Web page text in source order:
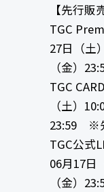
【先行販
TGC
27日（土
（金）
TGC
（土）
23:59 ※
TGC公式
06月17日
（金）